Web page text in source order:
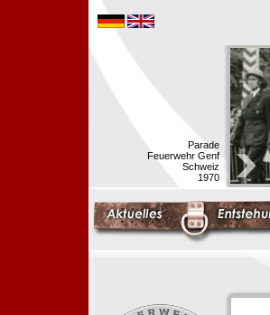
Parade
Feuerwehr Genf
Schweiz
1970